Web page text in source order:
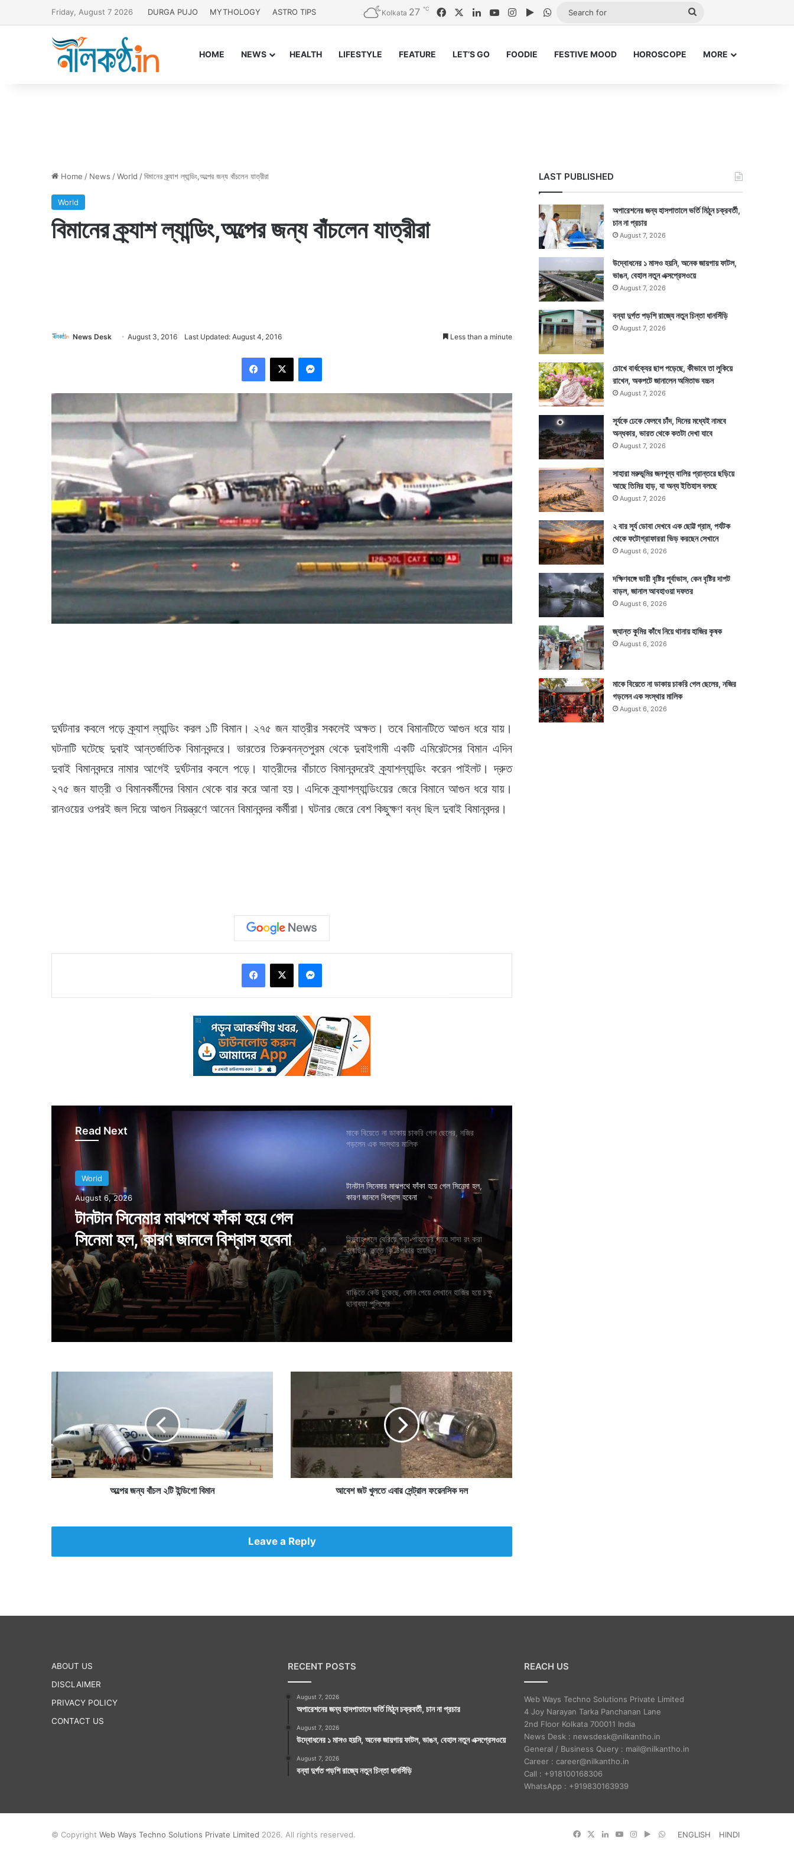
Friday, August 7 2026 DURGA PUJO MYTHOLOGY ASTRO TIPS Kolkata 27 ℃ FacebookLinkedInYouTubeInstagram
Google Play
WhatsApp
HOME NEWS HEALTH LIFESTYLE FEATURE LET’S GO FOODIE FESTIVE MOOD HOROSCOPE MORE
Home / News /World /বিমানের ক্র্যাশ ল্যান্ডিং,অল্পের জন্য বাঁচলেন যাত্রীরা
World
বিমানের ক্র্যাশ ল্যান্ডিং,অল্পের জন্য বাঁচলেন যাত্রীরা
News Desk August 3, 2016 Last Updated: August 4, 2016 Less than a minute
দুর্ঘটনার কবলে পড়ে ক্র্যাশ ল্যান্ডিং করল ১টি বিমান। ২৭৫ জন যাত্রীর সকলেই অক্ষত। তবে বিমানটিতে আগুন ধরে যায়।
ঘটনাটি ঘটেছে দুবাই আন্তর্জাতিক বিমানবন্দরে। ভারতের তিরুবনন্তপুরম থেকে দুবাইগামী একটি এমিরেটসের বিমান এদিন
দুবাই বিমানবন্দরে নামার আগেই দুর্ঘটনার কবলে পড়ে। যাত্রীদের বাঁচাতে বিমানবন্দরেই ক্র্যাশল্যান্ডিং করেন পাইলট। দ্রুত
২৭৫ জন যাত্রী ও বিমানকর্মীদের বিমান থেকে বার করে আনা হয়। এদিকে ক্র্যাশল্যান্ডিংয়ের জেরে বিমানে আগুন ধরে যায়।
রানওয়ের ওপরই জল দিয়ে আগুন নিয়ন্ত্রণে আনেন বিমানবন্দর কর্মীরা। ঘটনার জেরে বেশ কিছুক্ষণ বন্ধ ছিল দুবাই বিমানবন্দর।
Read Next
World
August 6, 2026
টানটান সিনেমার মাঝপথে ফাঁকা হয়ে গেল
সিনেমা হল, কারণ জানলে বিশ্বাস হবেনা
মাকে বিয়েতে না ডাকায় চাকরি গেল ছেলের, নজির
গড়লেন এক সংস্থার মালিক
টানটান সিনেমার মাঝপথে ফাঁকা হয়ে গেল সিনেমা হল,
কারণ জানলে বিশ্বাস হবেনা
হিমবাহ গলে বেরিয়ে পড়া পাহাড়ের গায়ে সাদা রং করা
হয়েছিল, তাতে কি উপকার হয়েছিল
বাড়িতে কেউ ঢুকেছে, ফোন পেয়ে সেখানে হাজির হয়ে চক্ষু
ছানাবড়া পুলিশের
অ
র
বাঁ
চ
ল
২
গো
অল্পের জন্য বাঁচল ২টি ইন্ডিগো বিমান
খু
তে
এ
ন্ট্রা
ল
দ
আবেশ জট খুলতে এবার সেন্ট্রাল ফরেনসিক দল
Leave a Reply
LAST PUBLISHED
অপারেশনের জন্য হাসপাতালে ভর্তি মিঠুন চক্রবর্তী,
চান না প্রচার
August 7, 2026
উদ্বোধনের ১ মাসও হয়নি, অনেক জায়গায় ফাটল,
ভাঙন, বেহাল নতুন এক্সপ্রেসওয়ে
August 7, 2026
বন্যা দুর্গত পড়শি রাজ্যে নতুন চিন্তা ধানসিঁড়ি
August 7, 2026
চোখে বার্ধক্যের ছাপ পড়েছে, কীভাবে তা লুকিয়ে
রাখেন, অকপটে জানালেন অমিতাভ বচ্চন
August 7, 2026
সূর্যকে ঢেকে ফেলবে চাঁদ, দিনের মধ্যেই নামবে
অন্ধকার, ভারত থেকে কতটা দেখা যাবে
August 7, 2026
সাহারা মরুভূমির জনশূন্য বালির প্রান্তরে ছড়িয়ে
আছে তিমির হাড়, যা অন্য ইতিহাস বলছে
August 7, 2026
২ বার সূর্য ডোবা দেখবে এক ছোট্ট গ্রাম, পর্যটক
থেকে ফটোগ্রাফাররা ভিড় করছেন সেখানে
August 6, 2026
দক্ষিণবঙ্গে ভারী বৃষ্টির পূর্বাভাস, কেন বৃষ্টির দাপট
বাড়ল, জানাল আবহাওয়া দফতর
August 6, 2026
জ্যান্ত কুমির কাঁধে নিয়ে থানায় হাজির কৃষক
August 6, 2026
মাকে বিয়েতে না ডাকায় চাকরি গেল ছেলের, নজির
গড়লেন এক সংস্থার মালিক
August 6, 2026
ABOUT US
DISCLAIMER
PRIVACY POLICY
CONTACT US
RECENT POSTS
August 7, 2026
অপারেশনের জন্য হাসপাতালে ভর্তি মিঠুন চক্রবর্তী, চান না প্রচার
August 7, 2026
উদ্বোধনের ১ মাসও হয়নি, অনেক জায়গায় ফাটল, ভাঙন, বেহাল নতুন এক্সপ্রেসওয়ে
August 7, 2026
বন্যা দুর্গত পড়শি রাজ্যে নতুন চিন্তা ধানসিঁড়ি
REACH US
Web Ways Techno Solutions Private Limited
4 Joy Narayan Tarka Panchanan Lane
2nd Floor Kolkata 700011 India
News Desk : newsdesk@nilkantho.in
General / Business Query : mail@nilkantho.in
Career : career@nilkantho.in
Call : +918100168306
WhatsApp : +919830163939
© Copyright Web Ways Techno Solutions Private Limited 2026. All rights reserved. ENGLISH HINDI
FacebookLinkedInYouTubeInstagram
GoogleWhatsApp